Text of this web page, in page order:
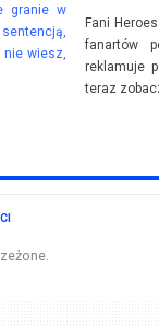
granie w
wiesz,
Fani
fanartów
reklamuje
teraz